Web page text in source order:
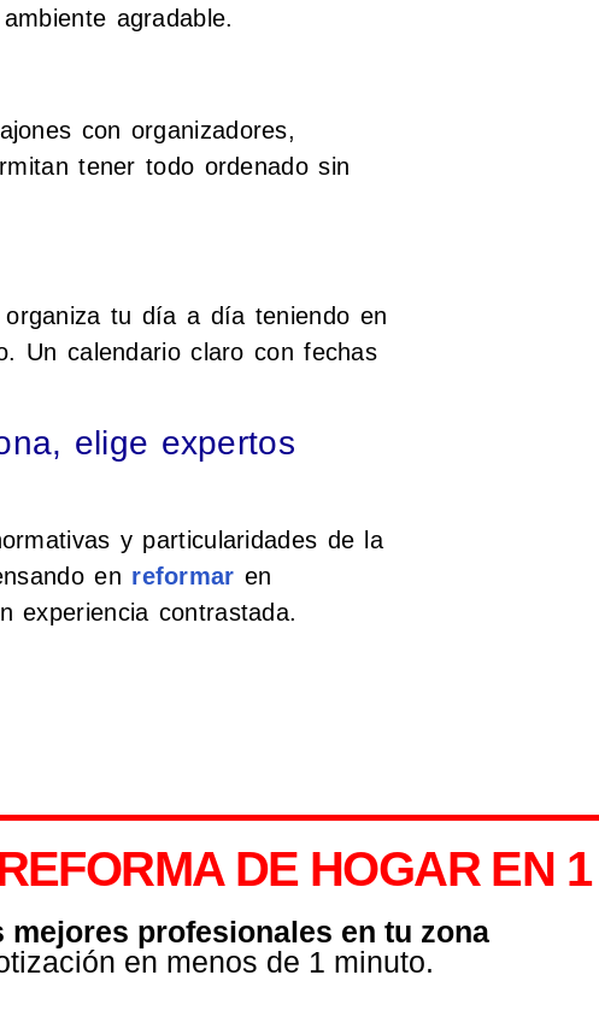
agradable.
con organizadores,
tener todo ordenado sin
tu día a día teniendo en
Un calendario claro con fechas
elige expertos
y particularidades de la
en reformar en
experiencia contrastada.
DE HOGAR EN
mejores profesionales en tu zona
en menos de 1 minuto.